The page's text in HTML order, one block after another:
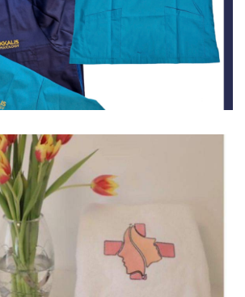
Ιατρικά Μπλουζάκια
Ιατρικά